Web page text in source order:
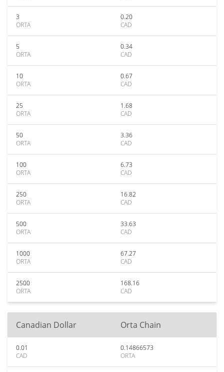
3
ORTA
0.20
CAD
5
ORTA
0.34
CAD
10
ORTA
0.67
CAD
25
ORTA
1.68
CAD
50
ORTA
3.36
CAD
100
ORTA
6.73
CAD
250
ORTA
16.82
CAD
500
ORTA
33.63
CAD
1000
ORTA
67.27
CAD
2500
ORTA
168.16
CAD
Canadian Dollar Orta Chain
0.01
CAD
0.14866573
ORTA